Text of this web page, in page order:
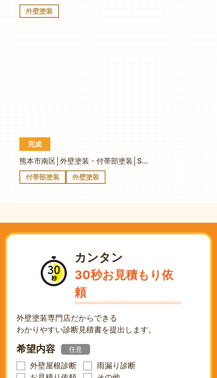
外壁塗装
完成
熊本市南区│外壁塗装・付帯部塗装│S様邸
付帯部塗装 外壁塗装
カンタン
30秒お見積もり依
頼
外壁塗装専門店だからできる
わかりやすい診断見積書を提出します。
希望内容 任意
外壁屋根診断
雨漏り診断